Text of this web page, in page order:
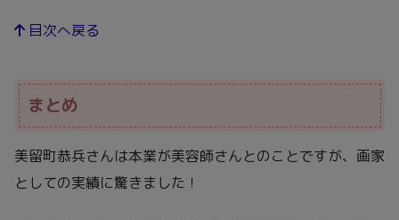
目次へ戻る
まとめ
美留町恭兵さんは本業が美容師さんとのことですが、画家
としての実績に驚きました！